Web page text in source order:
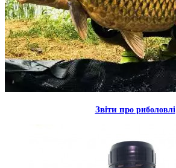
Звiти про риболовлi